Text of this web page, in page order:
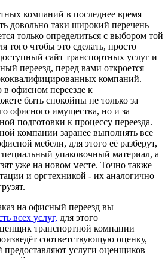
компаний в последнее время
довольно таки широкий перечень
только определиться с выбором той
чтобы это сделать, просто
сайт транспортных услуг и
переезд, перед вами откроется
компаний.
офисном переезде к
быть спокойны не только за
офисного имущества, но и за
подготовки к процессу переезда.
компании заранее выполнять все
мебели, для этого её разберут,
упаковочный материал, а
уже на новом месте. Точно также
и оргтехникой - их аналогично
на офисный переезд вы
всех услуг, для этого
транспортной компании
соответствующую оценку,
услуги оценщиков